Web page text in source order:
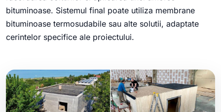
bituminoase. Sistemul final poate utiliza membrane
bituminoase termosudabile sau alte solutii, adaptate
cerintelor specifice ale proiectului.